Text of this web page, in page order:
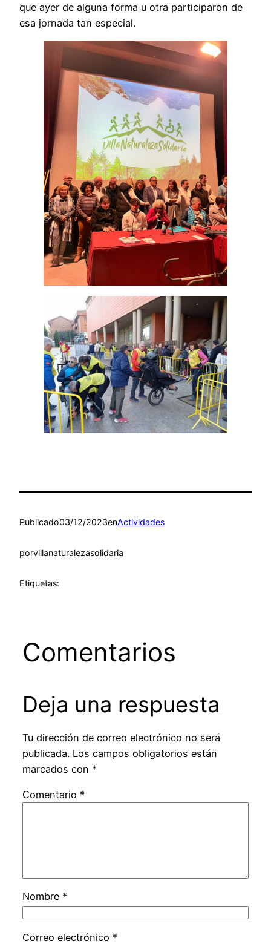
que ayer de alguna forma u otra participaron de
esa jornada tan especial.
Publicado03/12/2023enActividades
porvillanaturalezasolidaria
Etiquetas:
Comentarios
Deja una respuesta
Tu dirección de correo electrónico no será
publicada. Los campos obligatorios están
marcados con *
Comentario *
Nombre *
Correo electrónico *